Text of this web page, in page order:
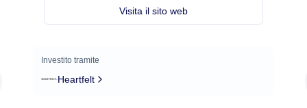
Visita il sito web
Investito tramite
Heartfelt